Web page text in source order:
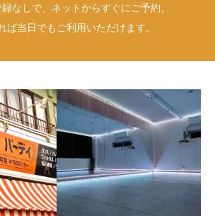
なしで、ネットからすぐにご予約。
ば当日でもご利用いただけます。